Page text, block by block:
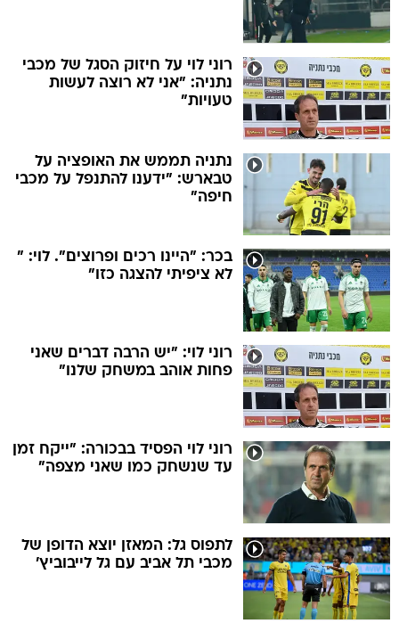
רוני לוי על חיזוק הסגל של מכבי
נתניה: "אני לא רוצה לעשות
טעויות"
נתניה תממש את האופציה על
טבארש: "ידענו להתנפל על מכבי
חיפה"
בכר: "היינו רכים ופרוצים". לוי: "
לא ציפיתי להצגה כזו"
רוני לוי: "יש הרבה דברים שאני
פחות אוהב במשחק שלנו"
רוני לוי הפסיד בבכורה: "ייקח זמן
עד שנשחק כמו שאני מצפה"
לתפוס גל: המאזן יוצא הדופן של
מכבי תל אביב עם גל לייבוביץ'